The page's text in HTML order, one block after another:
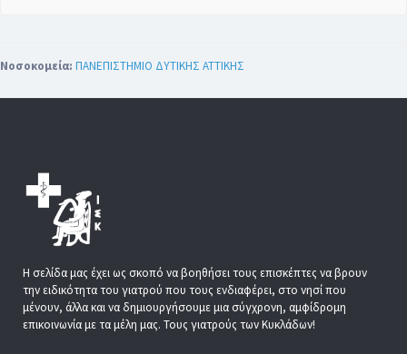
Νοσοκομεία: ΠΑΝΕΠΙΣΤΗΜΙΟ ΔΥΤΙΚΗΣ ΑΤΤΙΚΗΣ
Η σελίδα μας έχει ως σκοπό να βοηθήσει τους επισκέπτες να βρουν
την ειδικότητα του γιατρού που τους ενδιαφέρει, στο νησί που
μένουν, άλλα και να δημιουργήσουμε μια σύγχρονη, αμφίδρομη
επικοινωνία με τα μέλη μας. Τους γιατρούς των Κυκλάδων!